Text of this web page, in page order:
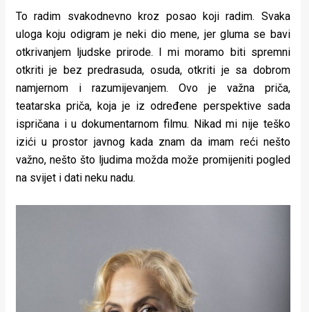
To radim svakodnevno kroz posao koji radim. Svaka
uloga koju odigram je neki dio mene, jer gluma se bavi
otkrivanjem ljudske prirode. I mi moramo biti spremni
otkriti je bez predrasuda, osuda, otkriti je sa dobrom
namjernom i razumijevanjem. Ovo je važna priča,
teatarska priča, koja je iz određene perspektive sada
ispričana i u dokumentarnom filmu. Nikad mi nije teško
izići u prostor javnog kada znam da imam reći nešto
važno, nešto što ljudima možda može promijeniti pogled
na svijet i dati neku nadu.